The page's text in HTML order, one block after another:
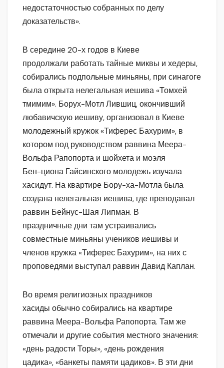
недостаточностью собранных по делу
доказательств».
В середине 20-х годов в Киеве
продолжали работать тайные миквы и хедеры,
собирались подпольные миньяны, при синагоге
была открыта нелегальная иешива «Томхей
тмимим». Борух-Мотл Лившиц, окончивший
любавичскую иешиву, организовал в Киеве
молодежный кружок «Тиферес Бахурим», в
котором под руководством раввина Меера-
Вольфа Рапопорта и шойхета и моэля
Бен-циона Гайсинского молодежь изучала
хасидут. На квартире Бору-ха-Мотла была
создана нелегальная иешива, где преподавал
раввин Бейнус-Шая Липман. В
праздничные дни там устраивались
совместные миньяны учеников иешивы и
членов кружка «Тиферес Бахурим», на них с
проповедями выступал раввин Давид Каплан.
Во время религиозных праздников
хасиды обычно собирались на квартире
раввина Меера-Вольфа Рапопорта. Там же
отмечали и другие события местного значения:
«день радости Торы», «день рождения
цадика», «банкеты памяти цадиков». В эти дни